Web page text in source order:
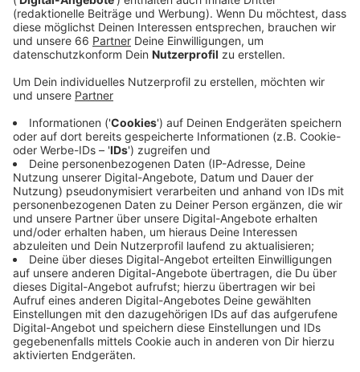
stark vom Stadtteil ab - in Stadtteilen mit mehr
berufstätigen Eltern sei die Quote höher.
Veröffentlicht:Dienstag, 12.01.2021 15:43
Anzeige
Andere Kitas haben etwa 30 Prozent Auslastung.
Allgemein gehen immer mehr Kinder wieder in die Kitas:
Heute wurden in den städtischen Kitas rund 90 Kinder
mehr gezählt als am Vortag (Montag, 11. Januar) -
Tendenz steigend. Auch ein anderer Träger hat auf
Antenne-Düsseldorf-Anfrage gesagt, dass fast die
Hälfte der angemeldeten Kinder in die Kita gehen.
Bisher könne man damit aber gut und sicher umgehen.
Anzeige